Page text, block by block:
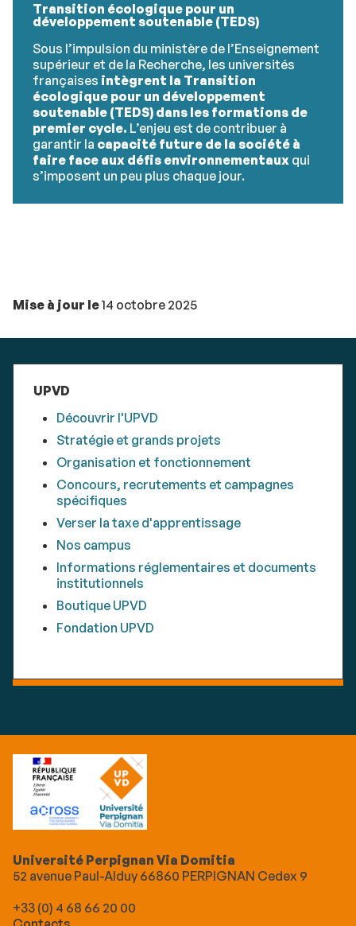
Transition écologique pour un
développement soutenable (TEDS)
Sous l’impulsion du ministère de l’Enseignement
supérieur et de la Recherche, les universités
françaises intègrent la Transition
écologique pour un développement
soutenable (TEDS) dans les formations de
premier cycle. L’enjeu est de contribuer à
garantir la capacité future de la société à
faire face aux défis environnementaux qui
s’imposent un peu plus chaque jour.
Mise à jour le14 octobre 2025
UPVD
Découvrir l'UPVD
Stratégie et grands projets
Organisation et fonctionnement
Concours, recrutements et campagnes
spécifiques
Verser la taxe d'apprentissage
Nos campus
Informations réglementaires et documents
institutionnels
Boutique UPVD
Fondation UPVD
Université Perpignan Via Domitia
52 avenue Paul-Alduy 66860 PERPIGNAN Cedex 9
+33 (0) 4 68 66 20 00